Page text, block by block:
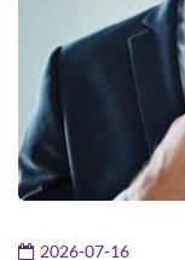
2026-07-16